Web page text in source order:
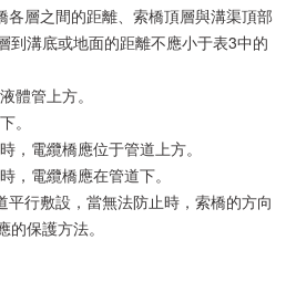
層之間的距離、索橋頂層與溝渠頂部
到溝底或地面的距離不應小于表3中的
管上方。
電纜橋應位于管道上方。
電纜橋應在管道下。
行敷設，當無法防止時，索橋的方向
保護方法。